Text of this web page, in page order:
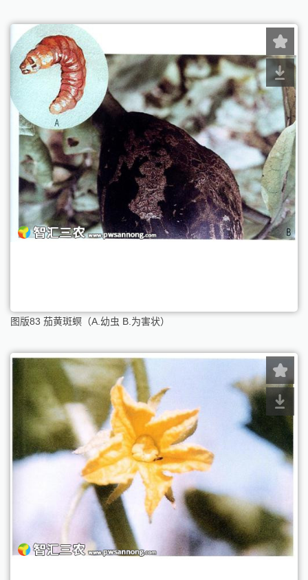
图版83 茄黄斑螟（A.幼虫 B.为害状）